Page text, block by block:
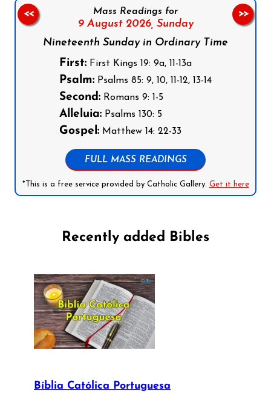
Mass Readings for
9 August 2026, Sunday
Nineteenth Sunday in Ordinary Time
First: First Kings 19: 9a, 11-13a
Psalm: Psalms 85: 9, 10, 11-12, 13-14
Second: Romans 9: 1-5
Alleluia: Psalms 130: 5
Gospel: Matthew 14: 22-33
FULL MASS READINGS
*This is a free service provided by Catholic Gallery. Get it here
<< >>
Recently added Bibles
Bíblia Católica Portuguesa